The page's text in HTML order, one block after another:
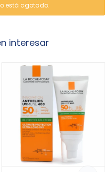
está agotado.
interesar